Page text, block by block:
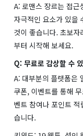
A: 로맨스 장르는 접근
자극적인 요소가 있을
것이 좋습니다. 초보
부터 시작해 보세요.
Q: 무료로 감상할 수
A: 대부분의 플랫폼은
쿠폰, 이벤트를 통해
벤트 참여나 포인트
습니다.